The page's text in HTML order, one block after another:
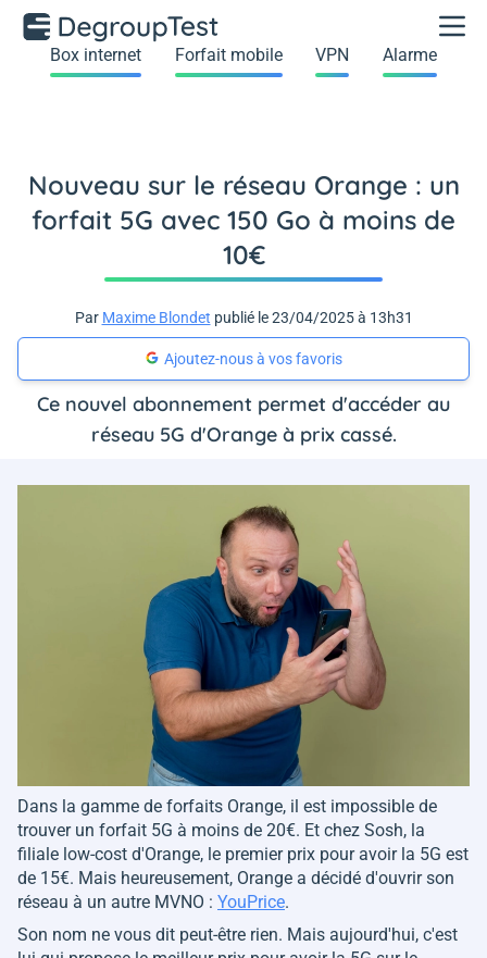
Box internet Forfait mobile VPN Alarme
Nouveau sur le réseau Orange : un
forfait 5G avec 150 Go à moins de
10€
Par Maxime Blondet publié le 23/04/2025 à 13h31
Ajoutez-nous à vos favoris
Ce nouvel abonnement permet d'accéder au
réseau 5G d'Orange à prix cassé.
Dans la gamme de forfaits Orange, il est impossible de
trouver un forfait 5G à moins de 20€. Et chez Sosh, la
filiale low-cost d'Orange, le premier prix pour avoir la 5G est
de 15€. Mais heureusement, Orange a décidé d'ouvrir son
réseau à un autre MVNO : YouPrice.
Son nom ne vous dit peut-être rien. Mais aujourd'hui, c'est